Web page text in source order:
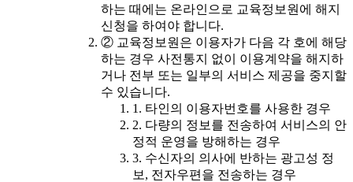
하는 때에는 온라인으로 교육정보원에 해지
신청을 하여야 합니다.
② 교육정보원은 이용자가 다음 각 호에 해당
하는 경우 사전통지 없이 이용계약을 해지하
거나 전부 또는 일부의 서비스 제공을 중지할
수 있습니다.
1. 타인의 이용자번호를 사용한 경우
2. 다량의 정보를 전송하여 서비스의 안
정적 운영을 방해하는 경우
3. 수신자의 의사에 반하는 광고성 정
보, 전자우편을 전송하는 경우